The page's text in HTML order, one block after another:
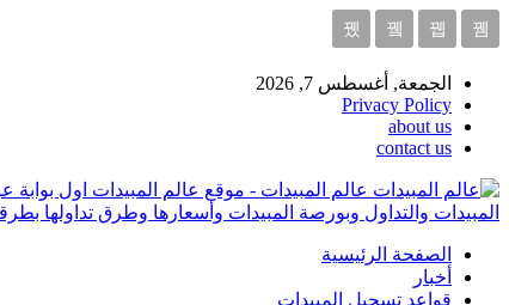
الجمعة, أغسطس 7, 2026
Privacy Policy
about us
contact us
عالم المبيدات - موقع عالم المبيدات اول
المبيدات والتداول وبورصة المبيدات وأسعارها وطرق تداولها
الصفحة الرئيسية
أخبار
قواعد تسجيل المبيدات